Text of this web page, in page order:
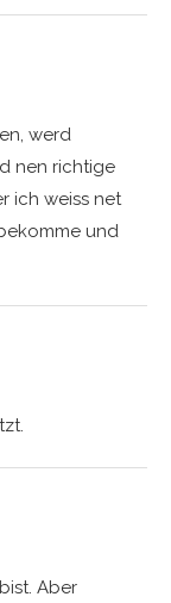
werd
nen richtige
ich weiss net
und
Aber